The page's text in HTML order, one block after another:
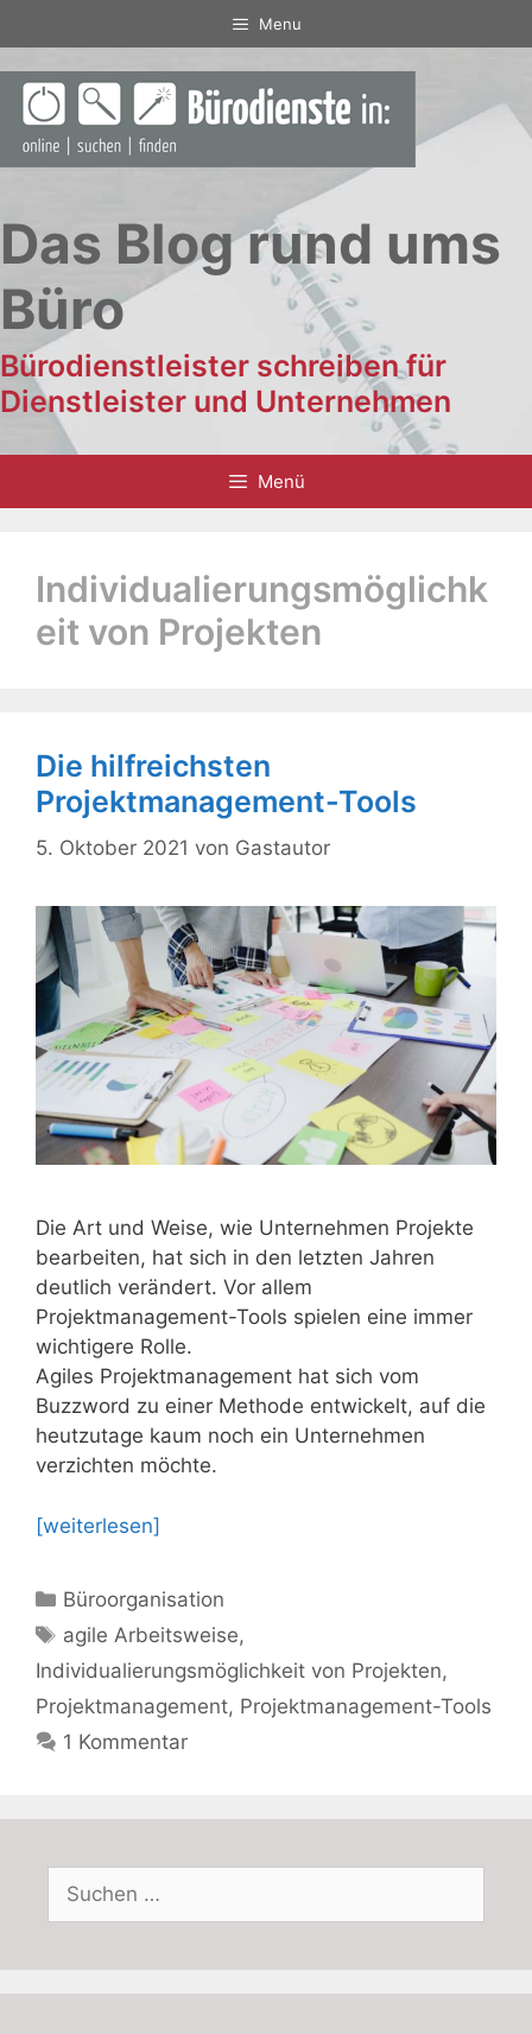
Inhalt
springen
Menu
Das Blog rund ums
Büro
Bürodienstleister schreiben für
Dienstleister und Unternehmen
Menü
Individualierungsmöglichk
eit von Projekten
Die hilfreichsten
Projektmanagement-Tools
5. Oktober 2021 von Gastautor
Die Art und Weise, wie Unternehmen Projekte
bearbeiten, hat sich in den letzten Jahren
deutlich verändert. Vor allem
Projektmanagement-Tools spielen eine immer
wichtigere Rolle.
Agiles Projektmanagement hat sich vom
Buzzword zu einer Methode entwickelt, auf die
heutzutage kaum noch ein Unternehmen
verzichten möchte.
[weiterlesen]
Kategorien
Büroorganisation
Schlagwörter
agile Arbeitsweise,
Individualierungsmöglichkeit von Projekten,
Projektmanagement, Projektmanagement-Tools
1 Kommentar
nach: